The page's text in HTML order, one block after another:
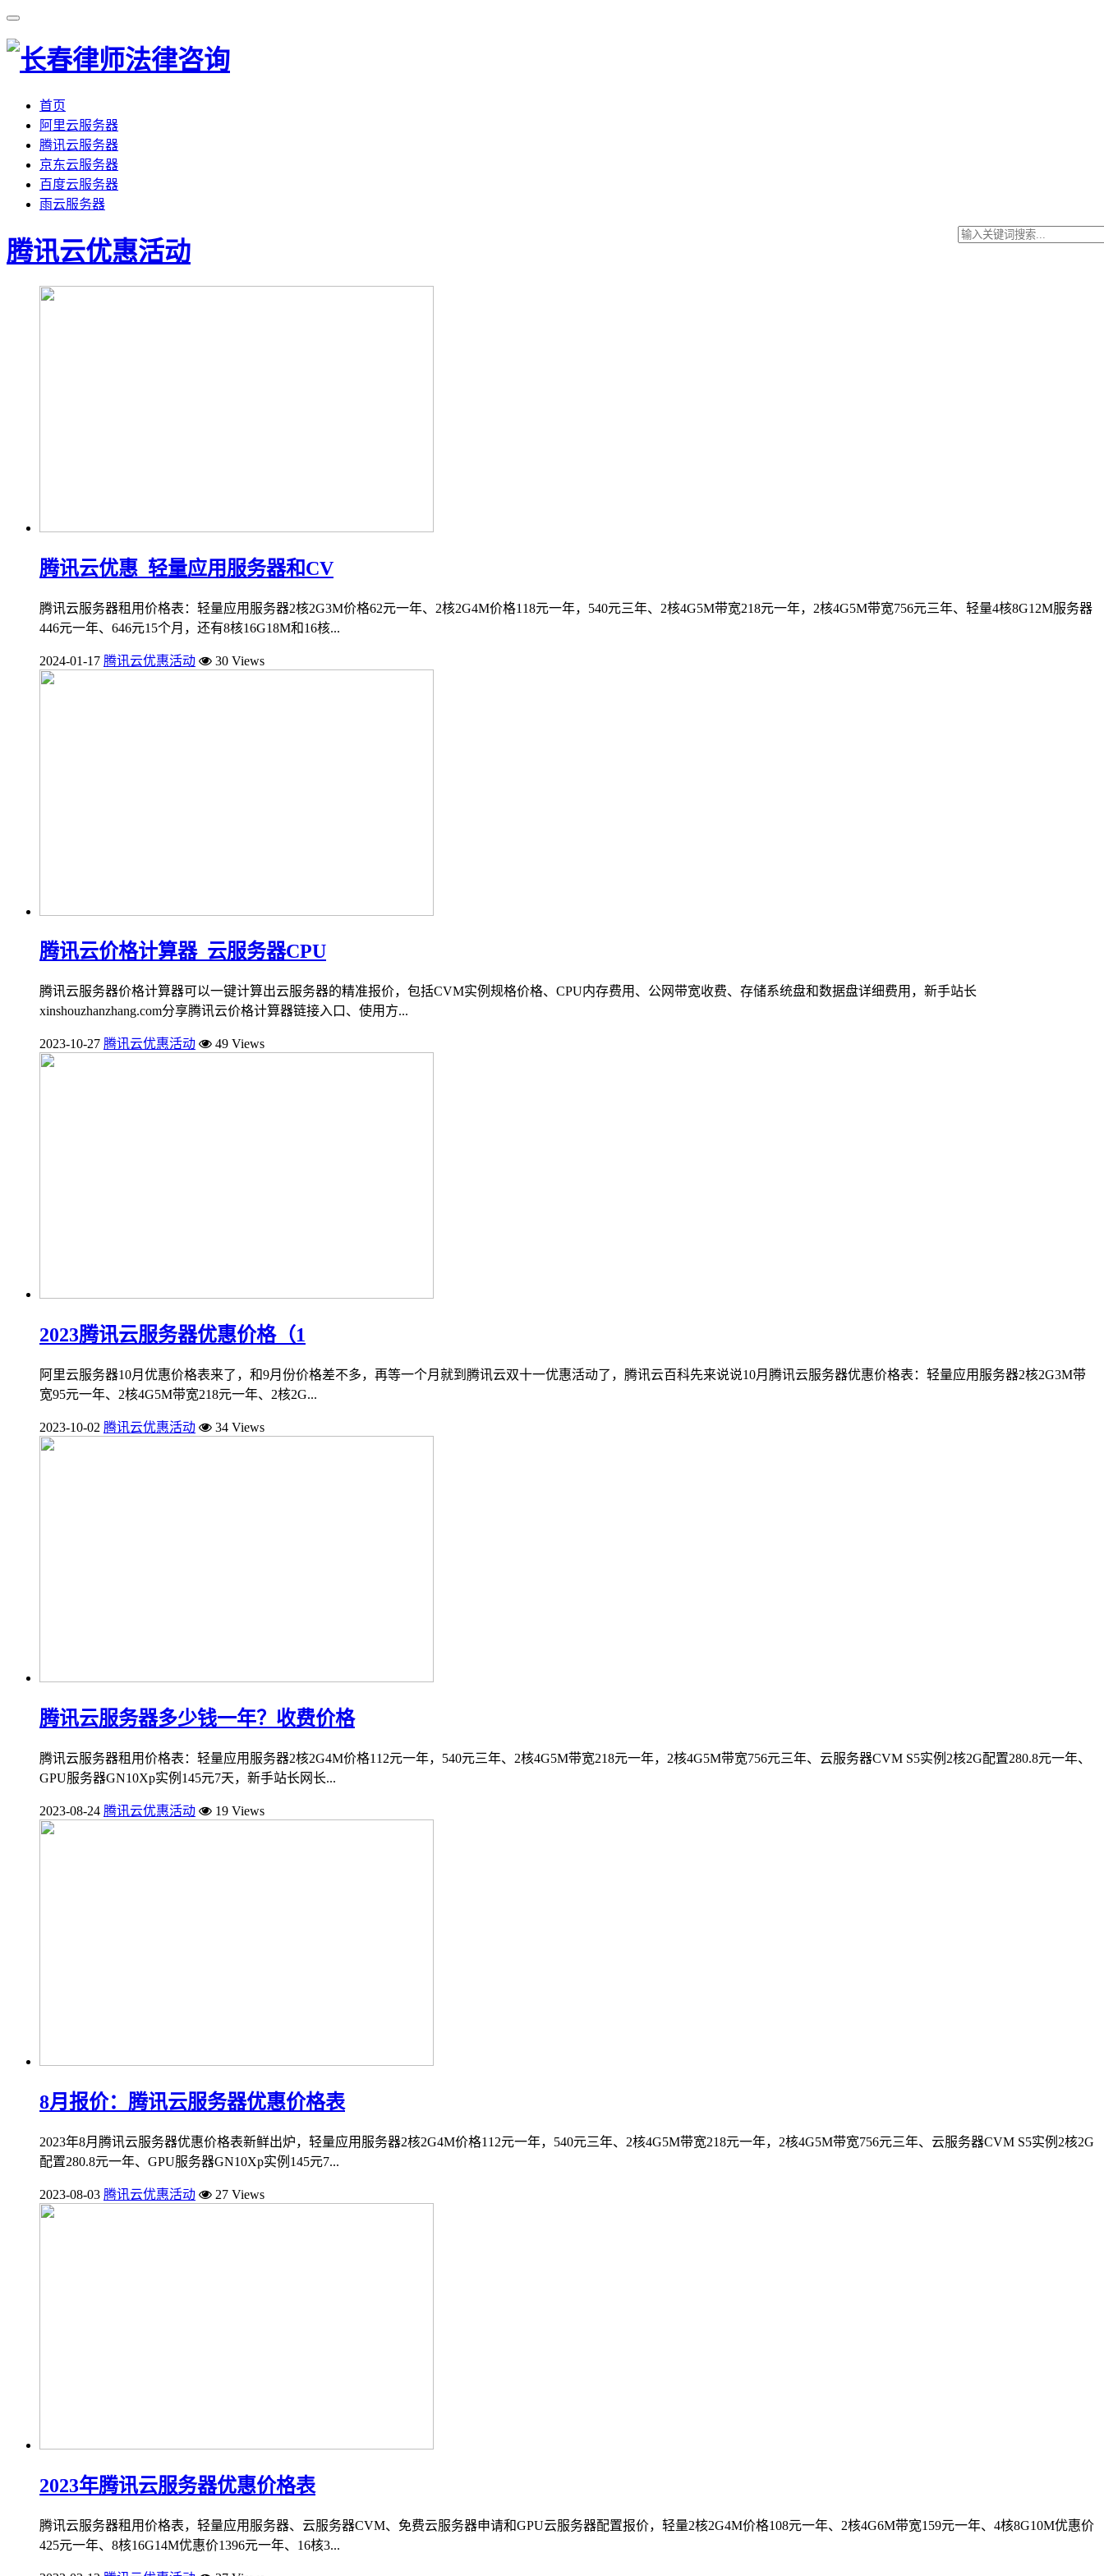
首页
阿里云服务器
腾讯云服务器
京东云服务器
百度云服务器
雨云服务器
腾讯云优惠活动
腾讯云优惠_轻量应用服务器和CV
腾讯云服务器租用价格表：轻量应用服务器2核2G3M价格62元一年、2核2G4M价格118元一年，540元三年、2核4G5M带宽218元一年，2核4G5M带宽756元三年、轻量4核8G12M服务器
446元一年、646元15个月，还有8核16G18M和16核...
2024-01-17 腾讯云优惠活动 30 Views
腾讯云价格计算器_云服务器CPU
腾讯云服务器价格计算器可以一键计算出云服务器的精准报价，包括CVM实例规格价格、CPU内存费用、公网带宽收费、存储系统盘和数据盘详细费用，新手站长
xinshouzhanzhang.com分享腾讯云价格计算器链接入口、使用方...
2023-10-27 腾讯云优惠活动 49 Views
2023腾讯云服务器优惠价格（1
阿里云服务器10月优惠价格表来了，和9月份价格差不多，再等一个月就到腾讯云双十一优惠活动了，腾讯云百科先来说说10月腾讯云服务器优惠价格表：轻量应用服务器2核2G3M带
宽95元一年、2核4G5M带宽218元一年、2核2G...
2023-10-02 腾讯云优惠活动 34 Views
腾讯云服务器多少钱一年？收费价格
腾讯云服务器租用价格表：轻量应用服务器2核2G4M价格112元一年，540元三年、2核4G5M带宽218元一年，2核4G5M带宽756元三年、云服务器CVM S5实例2核2G配置280.8元一年、
GPU服务器GN10Xp实例145元7天，新手站长网长...
2023-08-24 腾讯云优惠活动 19 Views
8月报价：腾讯云服务器优惠价格表
2023年8月腾讯云服务器优惠价格表新鲜出炉，轻量应用服务器2核2G4M价格112元一年，540元三年、2核4G5M带宽218元一年，2核4G5M带宽756元三年、云服务器CVM S5实例2核2G
配置280.8元一年、GPU服务器GN10Xp实例145元7...
2023-08-03 腾讯云优惠活动 27 Views
2023年腾讯云服务器优惠价格表
腾讯云服务器租用价格表，轻量应用服务器、云服务器CVM、免费云服务器申请和GPU云服务器配置报价，轻量2核2G4M价格108元一年、2核4G6M带宽159元一年、4核8G10M优惠价
425元一年、8核16G14M优惠价1396元一年、16核3...